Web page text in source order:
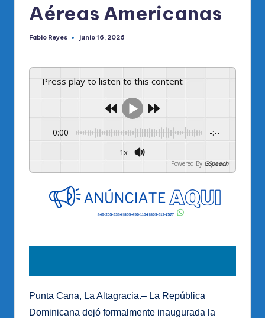
Aéreas Americanas
Publicado
Fabio Reyes junio 16, 2026
Press play to listen to this content
0:00 -:--
1x
Powered By GSpeech
Punta Cana, La Altagracia.– La República
Dominicana dejó formalmente inaugurada la